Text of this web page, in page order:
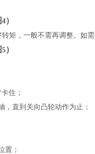
4）
矩，一般不需再调整。如
5）
卡住；
，直到关向凸轮动作为止；
置；